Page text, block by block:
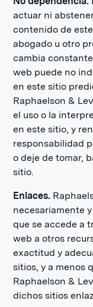
actuar ni
contenido de
abogado u otro
cambia
web puede no
en este sitio
Raphaelson &
el uso o la
en este sitio, y
responsabilidad
o deje de tomar,
sitio.
Enlaces.
necesariamente
que se accede a
web a otros
exactitud y
sitios, y a menos
Raphaelson &
dichos sitios